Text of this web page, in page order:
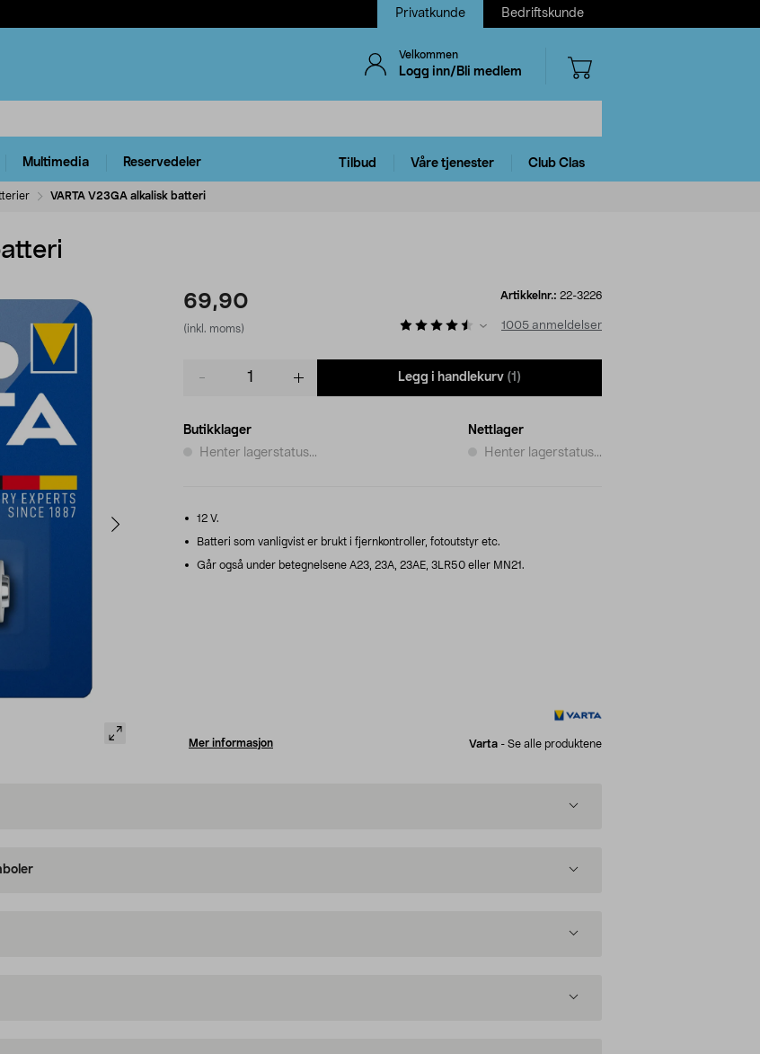
Privatkunde Bedriftskunde
Velkommen
Logg inn/Bli medlem
Multimedia Reservedeler Tilbud Våre tjenester Club Clas
VARTA V23GA alkalisk batteri
69,90
(inkl. moms)
Artikkelnr.: 22-3226
1005 anmeldelser
Legg i handlekurv (1)
Butikklager
Henter lagerstatus...
Nettlager
Henter lagerstatus...
12 V.
Batteri som vanligvist er brukt i fjernkontroller, fotoutstyr etc.
Går også under betegnelsene A23, 23A, 23AE, 3LR50 eller MN21.
Mer informasjon Varta - Se alle produktene